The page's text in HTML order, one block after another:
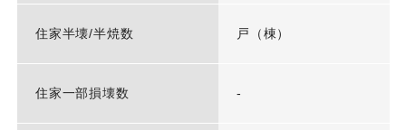
住家半壊/半焼数 戸（棟）
住家一部損壊数 -